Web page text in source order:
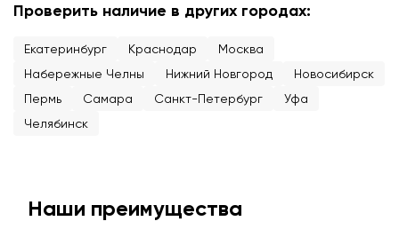
Проверить наличие в других городах:
Екатеринбург Краснодар
Москва
Набережные Челны
Нижний Новгород
Новосибирск
Пермь
Самара Санкт-Петербург
Уфа
Челябинск
Наши преимущества